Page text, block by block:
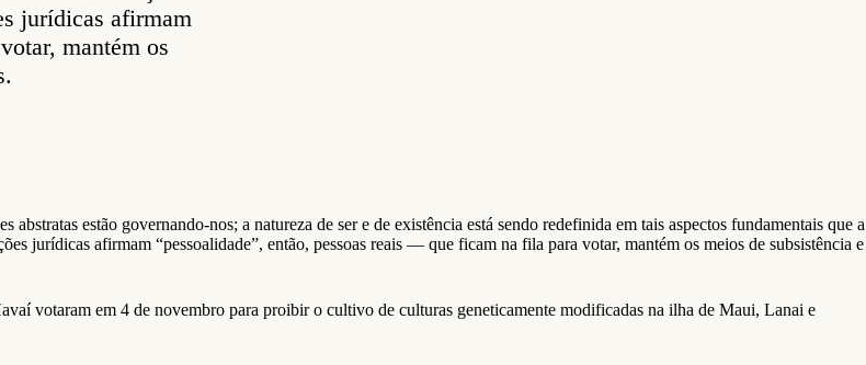
jurídicas afirmam
mantém os
estão governando-nos; a natureza de ser e de existência está sendo redefinida em tais aspectos fundamentais que a
jurídicas afirmam “pessoalidade”, então, pessoas reais — que ficam na fila para votar, mantém os meios de subsistência e
votaram em 4 de novembro para proibir o cultivo de culturas geneticamente modificadas na ilha de Maui, Lanai e